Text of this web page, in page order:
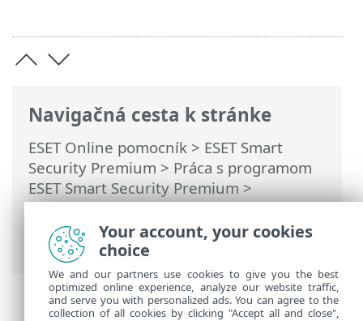
Navigačná cesta k stránke
ESET Online pomocník > ESET Smart
Security Premium > Práca s programom
ESET Smart Security Premium>
Nastavenia>Bezpečnostné nástroje>
Anti-Theft > Dialógové okná – Anti-Theft >
Zadajte názov zariadenia
Your account, your cookies
choice
We and our partners use cookies to give you the best
optimized online experience, analyze our website traffic,
and serve you with personalized ads. You can agree to the
collection of all cookies by clicking "Accept all and close",